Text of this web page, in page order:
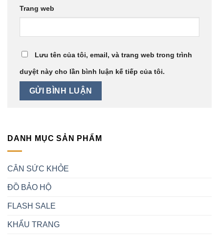
Trang web
Lưu tên của tôi, email, và trang web trong trình
duyệt này cho lần bình luận kế tiếp của tôi.
DANH MỤC SẢN PHẨM
CÂN SỨC KHỎE
ĐỒ BẢO HỘ
FLASH SALE
KHẨU TRANG